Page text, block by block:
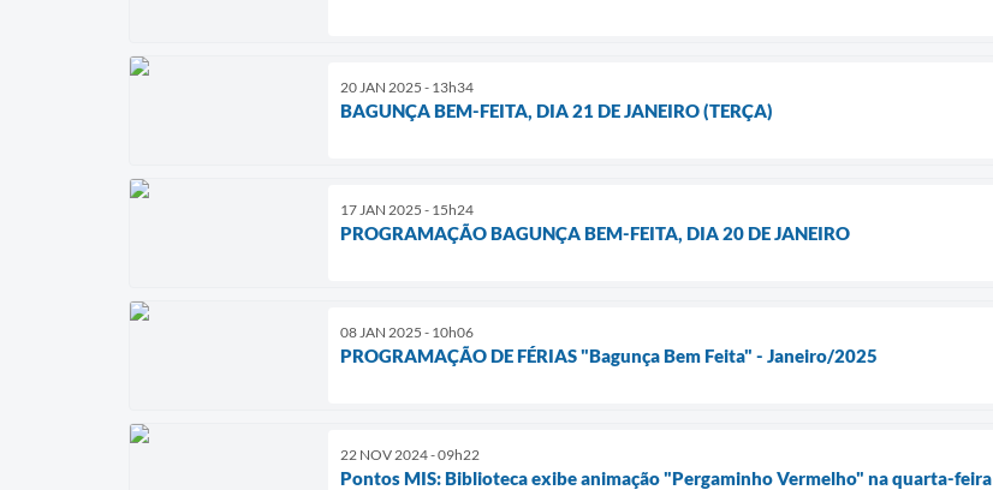
20 JAN 2025 - 13h34
BAGUNÇA BEM-FEITA, DIA 21 DE JANEIRO (TERÇA)
17 JAN 2025 - 15h24
PROGRAMAÇÃO BAGUNÇA BEM-FEITA, DIA 20 DE JANEIRO
08 JAN 2025 - 10h06
PROGRAMAÇÃO DE FÉRIAS "Bagunça Bem Feita" - Janeiro/2025
22 NOV 2024 - 09h22
Pontos MIS: Biblioteca exibe animação "Pergaminho Vermelho" na quarta-feira